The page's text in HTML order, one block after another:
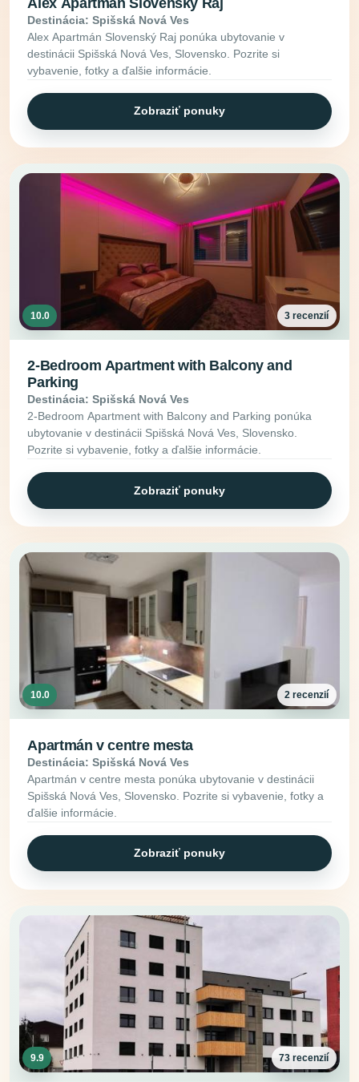
Alex Apartmán Slovenský Raj
Destinácia: Spišská Nová Ves
Alex Apartmán Slovenský Raj ponúka ubytovanie v
destinácii Spišská Nová Ves, Slovensko. Pozrite si
vybavenie, fotky a ďalšie informácie.
Zobraziť ponuky
10.0 3 recenzií
2-Bedroom Apartment with Balcony and
Parking
Destinácia: Spišská Nová Ves
2-Bedroom Apartment with Balcony and Parking ponúka
ubytovanie v destinácii Spišská Nová Ves, Slovensko.
Pozrite si vybavenie, fotky a ďalšie informácie.
Zobraziť ponuky
10.0 2 recenzií
Apartmán v centre mesta
Destinácia: Spišská Nová Ves
Apartmán v centre mesta ponúka ubytovanie v destinácii
Spišská Nová Ves, Slovensko. Pozrite si vybavenie, fotky a
ďalšie informácie.
Zobraziť ponuky
9.9 73 recenzií